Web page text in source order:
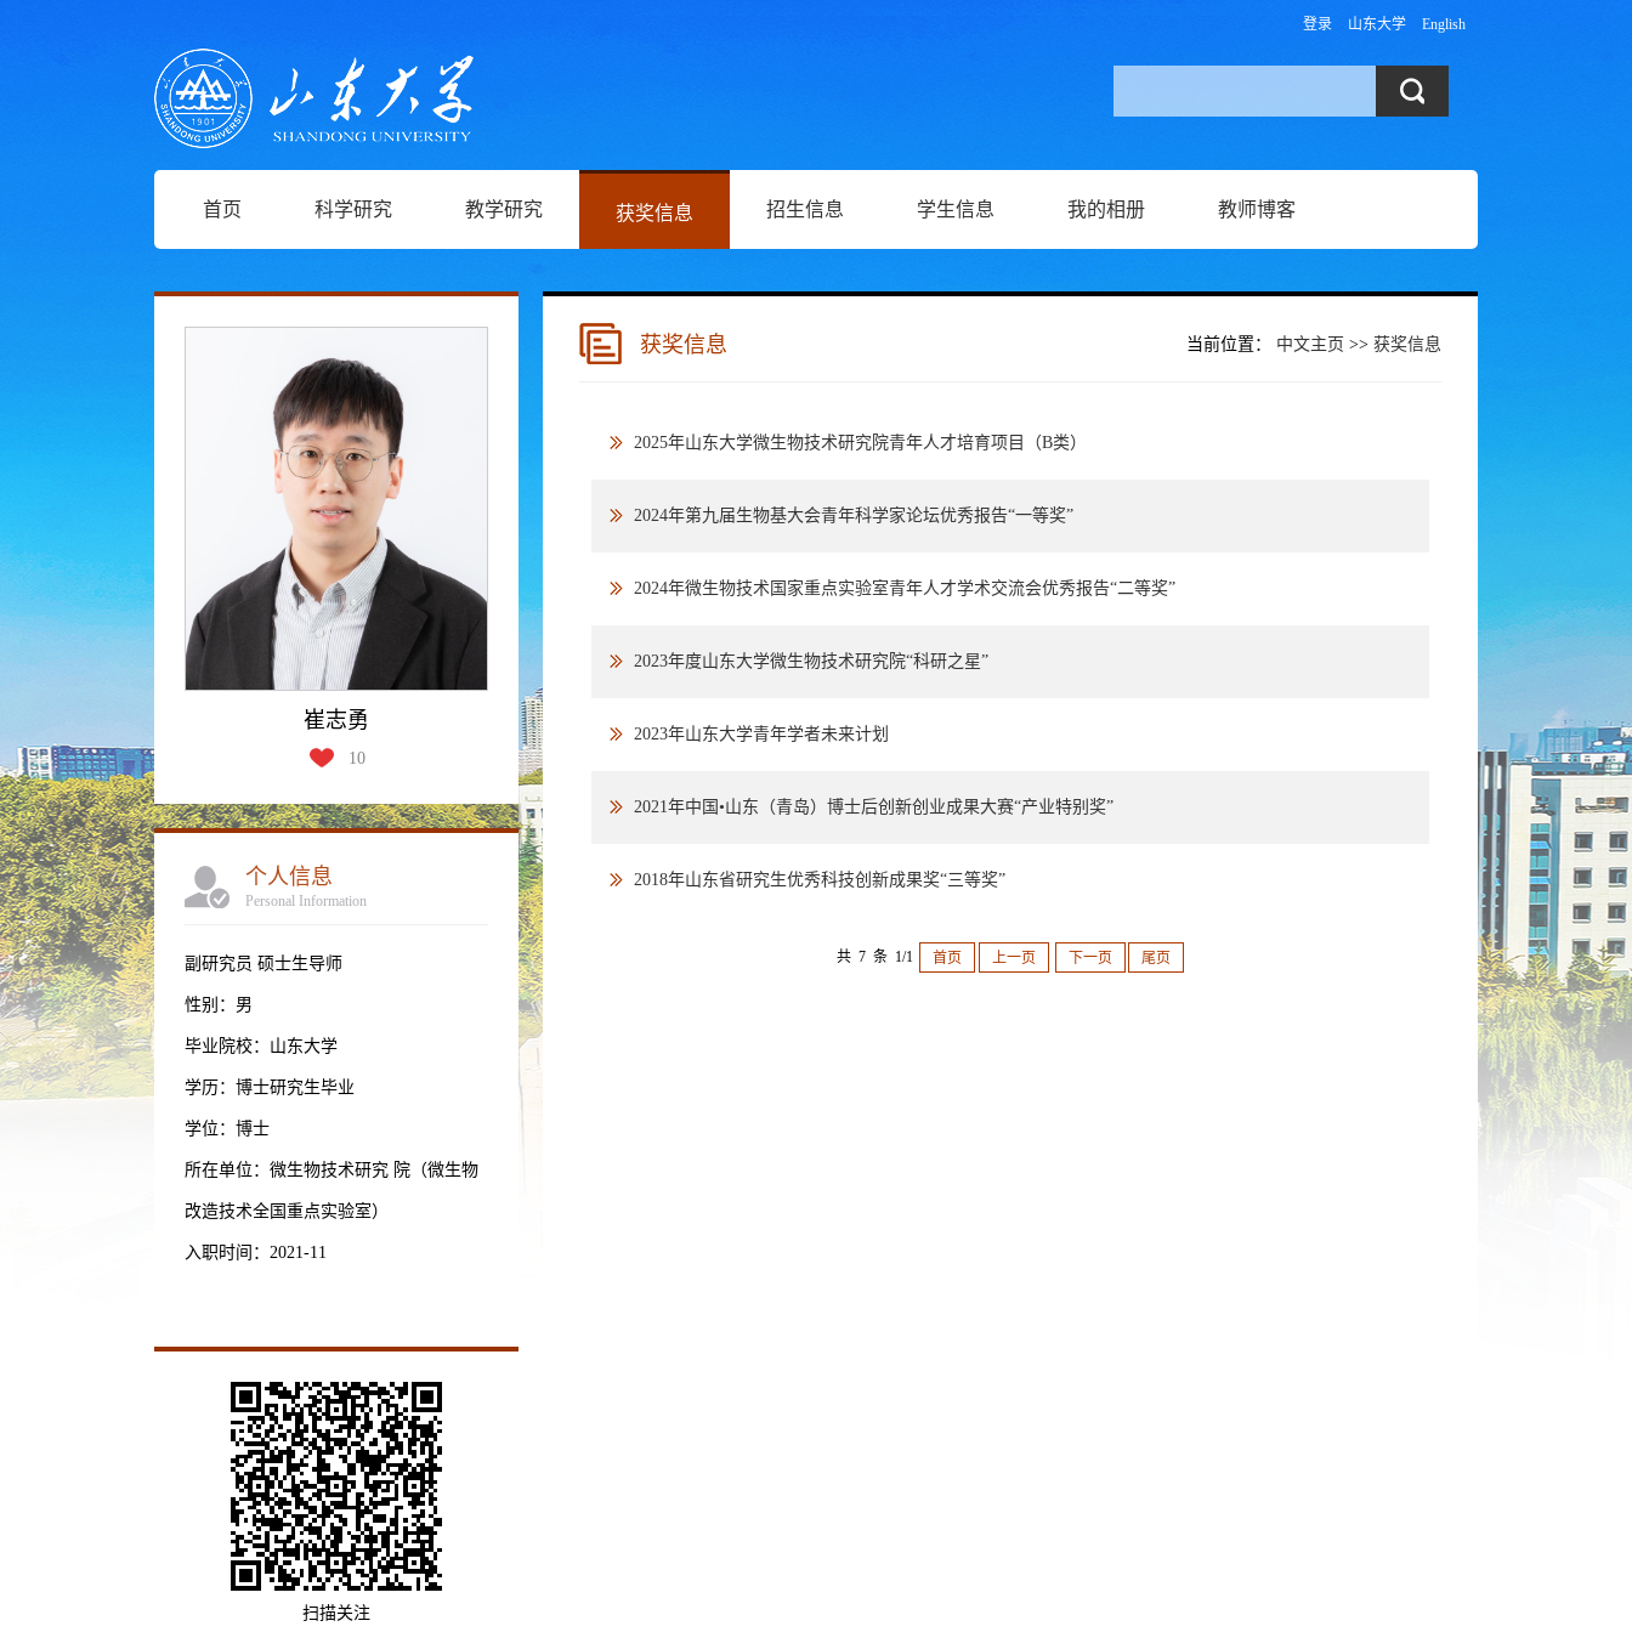
登录 山东大学 English
首页 科学研究 教学研究 获奖信息 招生信息 学生信息 我的相册 教师博客
崔志勇
10
个人信息
Personal Information
副研究员 硕士生导师
性别：男
毕业院校：山东大学
学历：博士研究生毕业
学位：博士
所在单位：微生物技术研究 院（微生物
改造技术全国重点实验室）
入职时间：2021-11
扫描关注
获奖信息 当前位置： 中文主页 >> 获奖信息
2025年山东大学微生物技术研究院青年人才培育项目（B类）
2024年第九届生物基大会青年科学家论坛优秀报告“一等奖”
2024年微生物技术国家重点实验室青年人才学术交流会优秀报告“二等奖”
2023年度山东大学微生物技术研究院“科研之星”
2023年山东大学青年学者未来计划
2021年中国•山东（青岛）博士后创新创业成果大赛“产业特别奖”
2018年山东省研究生优秀科技创新成果奖“三等奖”
共 7 条 1/1 首页 上一页 下一页 尾页